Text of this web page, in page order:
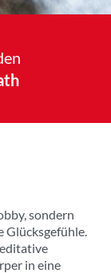
sondern
Glücksgefühle.
in eine